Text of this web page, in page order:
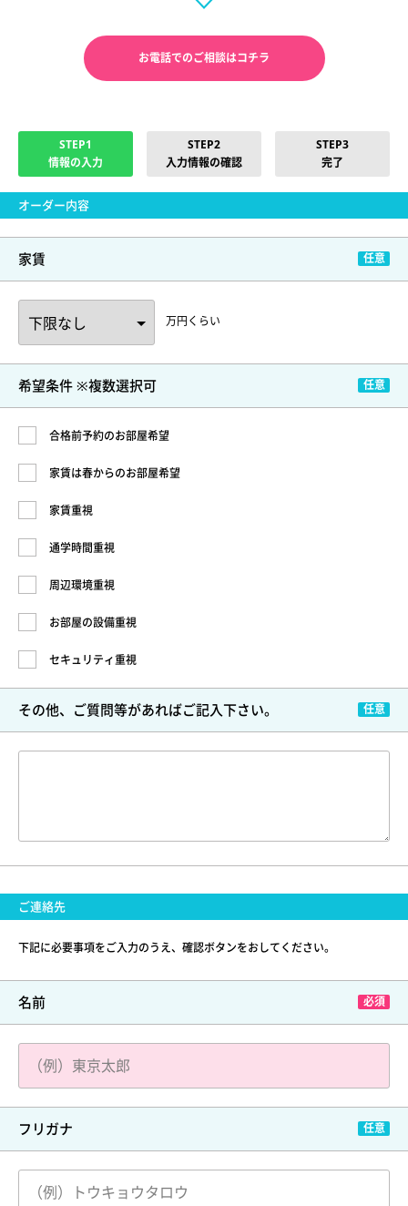
お電話でのご相談はコチラ
STEP1
情報の入力
STEP2
入力情報の確認
STEP3
完了
オーダー内容
家賃
万円くらい
希望条件 ※複数選択可
合格前予約のお部屋希望
家賃は春からのお部屋希望
家賃重視
通学時間重視
周辺環境重視
お部屋の設備重視
セキュリティ重視
その他、ご質問等があればご記入下さい。
ご連絡先
下記に必要事項をご入力のうえ、確認ボタンをおしてください。
名前
フリガナ